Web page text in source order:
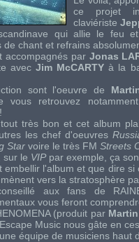
ce projet
claviériste
qui allie le feu
de chant et refrains
accompagnés par Jonas
avec Jim McCARTY à la
sont l'oeuvre de
vous retrouvez
très bon et cet album
les chef d'oeuvres
Star voire le très FM Streets
sur le VIP par exemple, ça
embellir l'album et que dire
vers la stratosphère
aux fans de
vous feront
(produit par Martin
Escape Music nous gâte en
équipe de musiciens haut